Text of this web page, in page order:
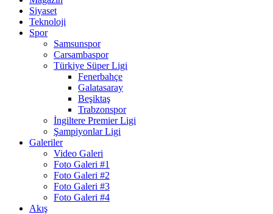
Siyaset
Teknoloji
Spor
Samsunspor
Carsambaspor
Türkiye Süper Ligi
Fenerbahçe
Galatasaray
Beşiktaş
Trabzonspor
İngiltere Premier Ligi
Şampiyonlar Ligi
Galeriler
Video Galeri
Foto Galeri #1
Foto Galeri #2
Foto Galeri #3
Foto Galeri #4
Akış